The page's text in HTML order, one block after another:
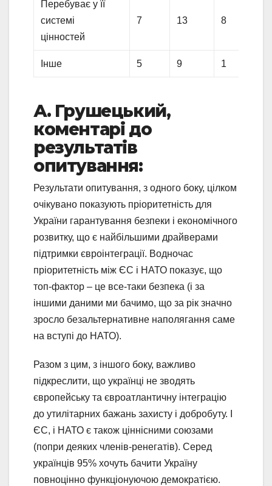
Перебуває у її
системі
цінностей
7 13 8
Інше 5 9 1
А. Грушецький,
коментарі до
результатів
опитування:
Результати опитування, з одного боку, цілком
очікувано показують пріоритетність для
України гарантування безпеки і економічного
розвитку, що є найбільшими драйверами
підтримки євроінтеграції. Водночас
пріоритетність між ЄС і НАТО показує, що
топ-фактор – це все-таки безпека (і за
іншими даними ми бачимо, що за рік значно
зросло безальтернативне наполягання саме
на вступі до НАТО).
Разом з цим, з іншого боку, важливо
підкреслити, що українці не зводять
європейську та євроатлантичну інтеграцію
до утилітарних бажань захисту і добробуту. І
ЄС, і НАТО є також ціннісними союзами
(попри деяких членів-ренегатів). Серед
українців 95% хочуть бачити Україну
повноцінно функціонуючою демократією.